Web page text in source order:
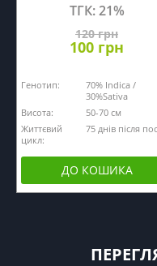
ТГК: 21%
120 грн
100 грн
Генотип:
70% Indica /
30%Sativa
Висота:
50-70 см
Життєвий
цикл:
75 днів після
ДО КОШИКА